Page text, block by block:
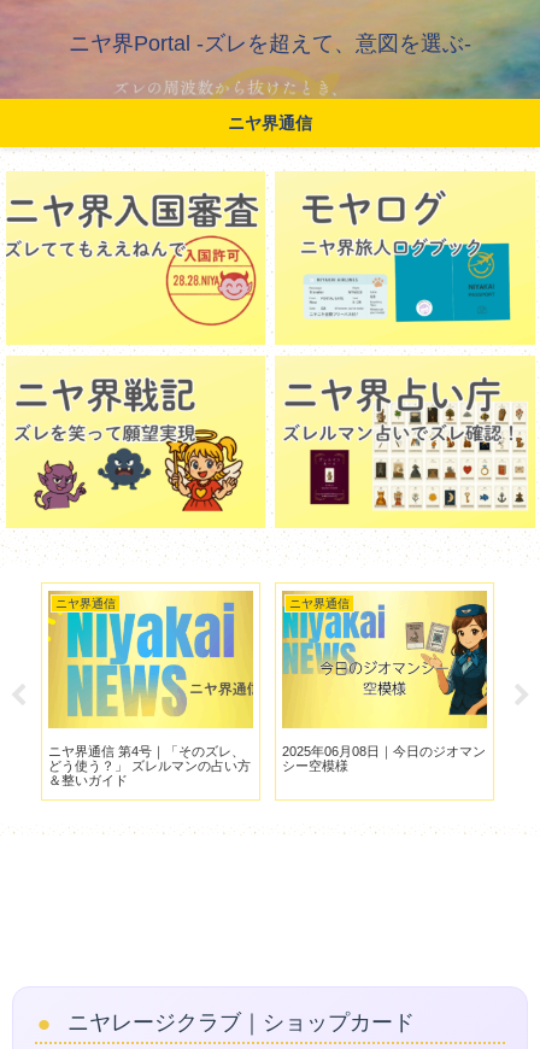
ニヤ界Portal -ズレを超えて、意図を選ぶ-
ニヤ界通信
ニヤ界通信
ニヤ界通信 第4号｜「そのズレ、
どう使う？」 ズレルマンの占い方
＆整いガイド
ニヤ界通信
2025年06月08日｜今日のジオマン
シー空模様
ニヤレージクラブ｜ショップカード